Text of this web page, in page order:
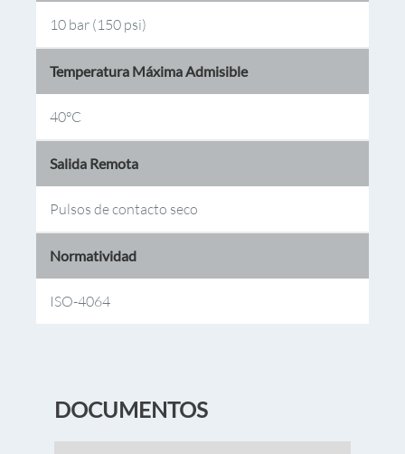
10 bar (150 psi)
Temperatura Máxima Admisible
40°C
Salida Remota
Pulsos de contacto seco
Normatividad
ISO-4064
DOCUMENTOS